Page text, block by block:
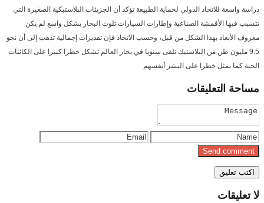
دراسة واسعة للاتحاد الدولي لحماية الطبيعة تؤكد أن الجزيئات البلاستيكية الصغيرة التي
تتسبب فيها الأقمشة الصناعية وإطارات السيارات تلوث البحار بشكل واسع لم يكن
معروف الأبعاد بهذا الشكل من قبل، وحسب الاتحاد فإن تقديرات إجمالية تذهب إلى أن نحو
9.5 مليون طن من البلاستيك تلقى سنويا في بحار العالم تشكل خطرا كبيرا على الكائنات
الحية كما يمثل خطرا على البشر أنفسهم
مساحة التعليقات
لاتعليقات